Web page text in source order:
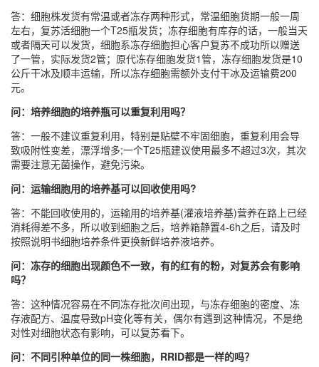
答：细胞株发货有常温或者冻存两种形式，常温细胞货期一般一周
左右，复苏活细胞一个T25瓶发货；冻存细胞有库存的话，一般当天
或者隔天可以发货，细胞系冻存细胞担心客户复苏不成功所以赠送
了一管，实际发货2管；原代冻存细胞发货1管，冻存细胞发货是10
公斤干冰及顺丰运输，所以冻存细胞需额外支付干冰及运输费200
元。
问：培养细胞的培养瓶可以重复利用吗？
答：一般不建议重复利用，特别是贴壁不牢固细胞，重复利用会导
致吸附性变差，漂浮增多;一个T25瓶建议使用最多不超过3次，其次
需要注意无菌操作，避免污染。
问：运输细胞用的培养基可以回收使用吗?
答：不能回收使用的，运输用的培养基(灌液培养基)营养在路上已经
消耗得差不多，所以收到细胞之后，培养箱静置4-6h之后，请及时
按照说明书细胞培养条件更换新鲜培养液培养。
问：冻存的细胞出现颜色不一致，有的红有的粉，对复苏会有影响
吗？
答：这种情况容易在不同冻存批次间出现，与冻存细胞的密度、冻
存液配方、温度导致pH变化等有关，偶尔有遇到这种情况，不是绝
对性对细胞状态有影响，可以复苏看下。
问：不同引种单位的同一株细胞，RRID都是一样的吗？